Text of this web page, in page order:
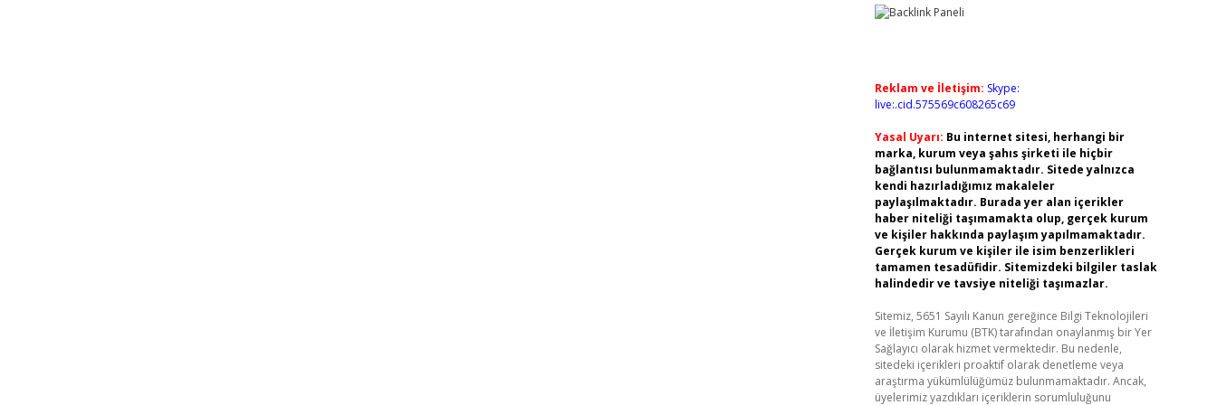
Reklam ve İletişim: Skype:
live:.cid.575569c608265c69
Yasal Uyarı: Bu internet sitesi, herhangi bir
marka, kurum veya şahıs şirketi ile hiçbir
bağlantısı bulunmamaktadır. Sitede yalnızca
kendi hazırladığımız makaleler
paylaşılmaktadır. Burada yer alan içerikler
haber niteliği taşımamakta olup, gerçek kurum
ve kişiler hakkında paylaşım yapılmamaktadır.
Gerçek kurum ve kişiler ile isim benzerlikleri
tamamen tesadüfidir. Sitemizdeki bilgiler taslak
halindedir ve tavsiye niteliği taşımazlar.
Sitemiz, 5651 Sayılı Kanun gereğince Bilgi Teknolojileri
ve İletişim Kurumu (BTK) tarafından onaylanmış bir Yer
Sağlayıcı olarak hizmet vermektedir. Bu nedenle,
sitedeki içerikleri proaktif olarak denetleme veya
araştırma yükümlülüğümüz bulunmamaktadır. Ancak,
üyelerimiz yazdıkları içeriklerin sorumluluğunu